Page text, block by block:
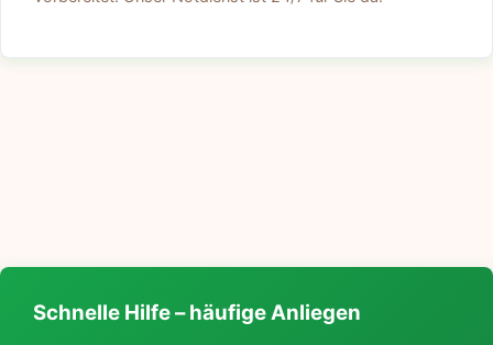
Schnelle Hilfe – häufige Anliegen